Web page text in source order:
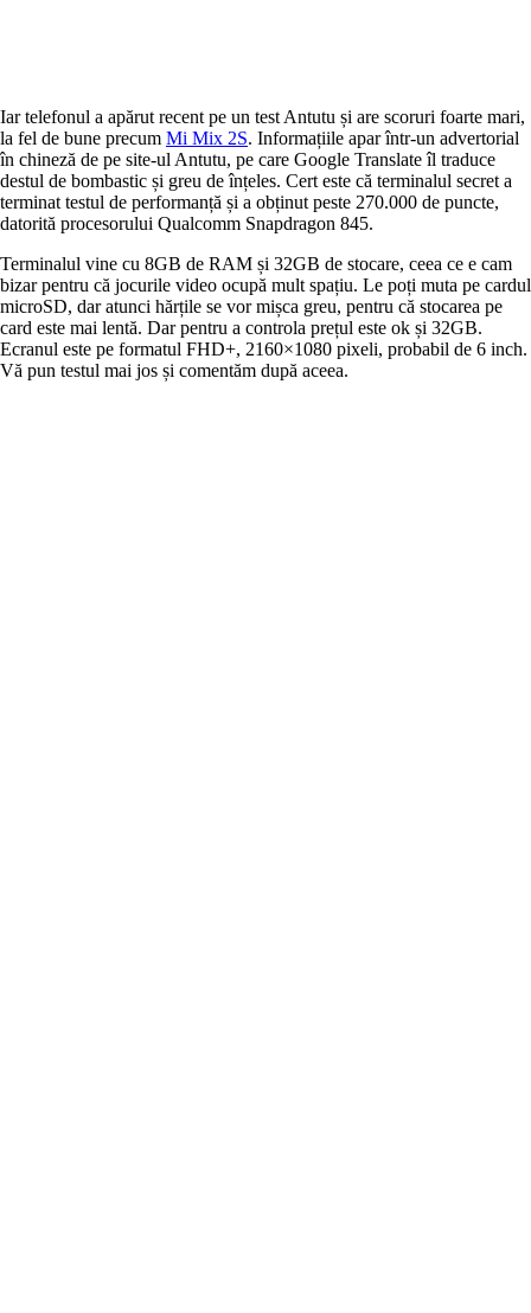
Iar telefonul a apărut recent pe un test Antutu și are scoruri foarte mari,
la fel de bune precum Mi Mix 2S. Informațiile apar într-un advertorial
în chineză de pe site-ul Antutu, pe care Google Translate îl traduce
destul de bombastic și greu de înțeles. Cert este că terminalul secret a
terminat testul de performanță și a obținut peste 270.000 de puncte,
datorită procesorului Qualcomm Snapdragon 845.
Terminalul vine cu 8GB de RAM și 32GB de stocare, ceea ce e cam
bizar pentru că jocurile video ocupă mult spațiu. Le poți muta pe cardul
microSD, dar atunci hărțile se vor mișca greu, pentru că stocarea pe
card este mai lentă. Dar pentru a controla prețul este ok și 32GB.
Ecranul este pe formatul FHD+, 2160×1080 pixeli, probabil de 6 inch.
Vă pun testul mai jos și comentăm după aceea.